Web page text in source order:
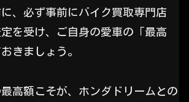
、必ず事前にバイク買取専門店
定を受け、ご自身の愛車の「最高
きましょう。
高額こそが、ホンダドリームとの